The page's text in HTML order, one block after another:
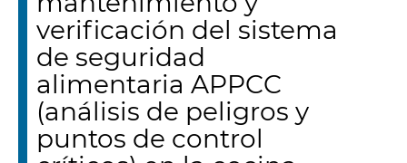
verificación del sistema
de seguridad
alimentaria APPCC
(análisis de peligros y
puntos de control